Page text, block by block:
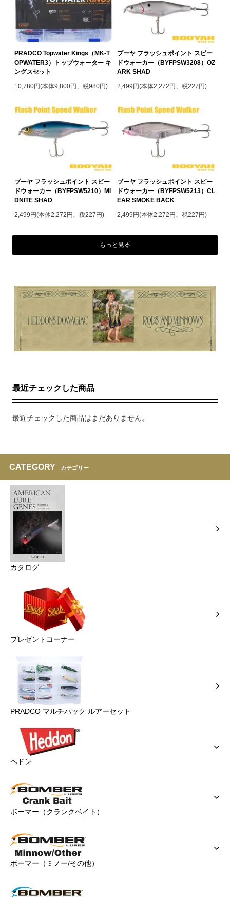
PRADCO Topwater Kings（MK-T
OPWATER3）トップウォーター キ
ングスセット
10,780円(本体9,800円、税980円)
ブーヤ フラッシュポイント スピー
ドウォーカー（BYFPSW3208）OZ
ARK SHAD
2,499円(本体2,272円、税227円)
ブーヤ フラッシュポイント スピー
ドウォーカー（BYFPSW5210）MI
DNITE SHAD
2,499円(本体2,272円、税227円)
ブーヤ フラッシュポイント スピー
ドウォーカー（BYFPSW5213）CL
EAR SMOKE BACK
2,499円(本体2,272円、税227円)
もっと見る
最近チェックした商品
最近チェックした商品はまだありません。
CATEGORY カテゴリー
カタログ
プレゼントコーナー
PRADCO マルチパック ルアーセット
ヘドン
ボーマー（クランクベイト）
ボーマー（ミノー/その他）